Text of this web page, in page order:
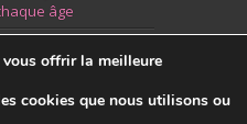
âge
offrir la meilleure
cookies que nous utilisons ou